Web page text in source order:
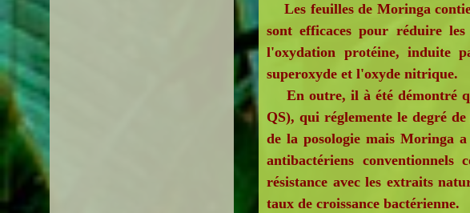
Les feuilles de Moringa
sont efficaces pour réduire
l'oxydation protéine, induite
superoxyde et l'oxyde nitrique.
En outre, il à été démontré
QS), qui réglemente le degré
de la posologie mais Moringa
antibactériens
résistance avec les extraits
taux de croissance bactérienne.